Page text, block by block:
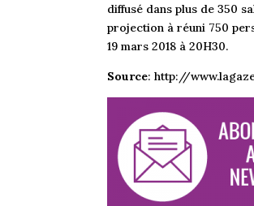
diffusé dans plus de 350
projection à réuni 750
19 mars 2018 à 20H30.
Source: http://